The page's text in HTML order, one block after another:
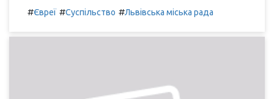
#Євреї #Суспільство #Львівська міська рада